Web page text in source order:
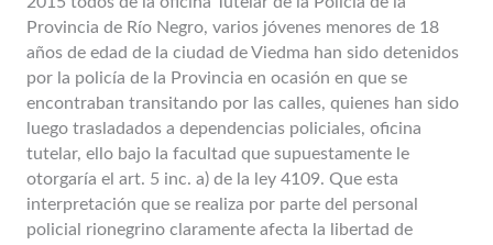
Provincia de Río Negro, varios jóvenes menores de 18
años de edad de la ciudad de Viedma han sido detenidos
por la policía de la Provincia en ocasión en que se
encontraban transitando por las calles, quienes han sido
luego trasladados a dependencias policiales, oficina
tutelar, ello bajo la facultad que supuestamente le
otorgaría el art. 5 inc. a) de la ley 4109. Que esta
interpretación que se realiza por parte del personal
policial rionegrino claramente afecta la libertad de